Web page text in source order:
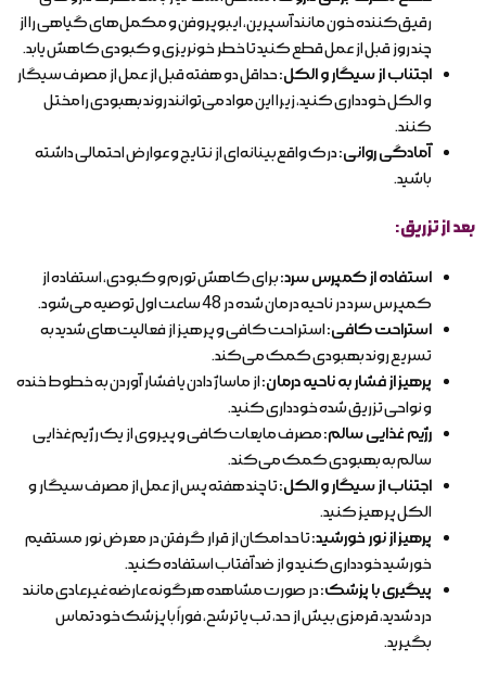
رقیق‌کننده خون مانند آسپرین، ایبوپروفن و مکمل‌های گیاهی را از
چند روز قبل از عمل قطع کنید تا خطر خونریزی و کبودی کاهش یابد.
اجتناب از سیگار و الکل:حداقل دو هفته قبل از عمل از مصرف سیگار
و الکل خودداری کنید، زیرا این مواد می‌توانند روند بهبودی را مختل
کنند.
آمادگی روانی:درک واقع‌بینانه‌ای از نتایج و عوارض احتمالی داشته
باشید.
بعد از تزریق:
استفاده از کمپرس سرد:برای کاهش تورم و کبودی، استفاده از
کمپرس سرد در ناحیه درمان شده در 48 ساعت اول توصیه می‌شود.
استراحت کافی:استراحت کافی و پرهیز از فعالیت‌های شدید به
تسریع روند بهبودی کمک می‌کند.
پرهیز از فشار به ناحیه درمان:از ماساژ دادن یا فشار آوردن به خطوط خنده
و نواحی تزریق شده خودداری کنید.
رژیم غذایی سالم:مصرف مایعات کافی و پیروی از یک رژیم غذایی
سالم به بهبودی کمک می‌کند.
اجتناب از سیگار و الکل:تا چند هفته پس از عمل از مصرف سیگار و
الکل پرهیز کنید.
پرهیز از نور خورشید:تا حد امکان از قرار گرفتن در معرض نور مستقیم
خورشید خودداری کنید و از ضد آفتاب استفاده کنید.
پیگیری با پزشک:در صورت مشاهده هرگونه عارضه غیرعادی مانند
درد شدید، قرمزی بیش از حد، تب یا ترشح، فوراً با پزشک خود تماس
بگیرید.